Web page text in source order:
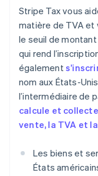
Stripe Tax vous
matière de TVA et
le seuil de
qui rend
également
nom aux États-
l’intermédiaire de
calcule et
vente, la TVA et
Les biens et
États